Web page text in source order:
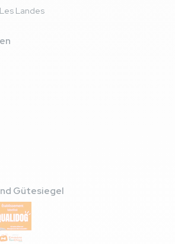
Landes
Gütesiegel